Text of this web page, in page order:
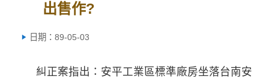
出售作?
日期：89-05-03
糾正案指出：安平工業區標準廠房坐落台南安